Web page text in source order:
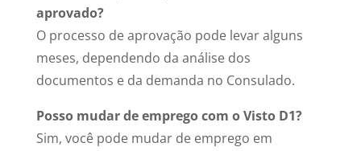
aprovado?
O processo de aprovação pode levar alguns
meses, dependendo da análise dos
documentos e da demanda no Consulado.
Posso mudar de emprego com o Visto D1?
Sim, você pode mudar de emprego em